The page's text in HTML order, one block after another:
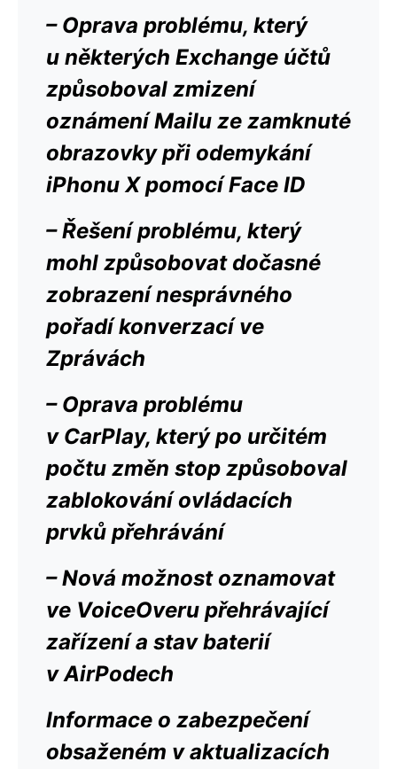
– Oprava problému, který
u některých Exchange účtů
způsoboval zmizení
oznámení Mailu ze zamknuté
obrazovky při odemykání
iPhonu X pomocí Face ID
– Řešení problému, který
mohl způsobovat dočasné
zobrazení nesprávného
pořadí konverzací ve
Zprávách
– Oprava problému
v CarPlay, který po určitém
počtu změn stop způsoboval
zablokování ovládacích
prvků přehrávání
– Nová možnost oznamovat
ve VoiceOveru přehrávající
zařízení a stav baterií
v AirPodech
Informace o zabezpečení
obsaženém v aktualizacích